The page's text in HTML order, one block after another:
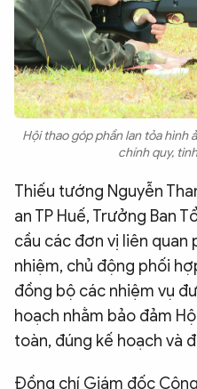
Hội thao góp phần lan tỏa hình
chính quy,
Thiếu tướng Nguyễn
an TP Huế, Trưởng Ban
cầu các đơn vị liên quan
nhiệm, chủ động phối
đồng bộ các nhiệm vụ
hoạch nhằm bảo đảm
toàn, đúng kế hoạch và
Đồng chí Giám đốc